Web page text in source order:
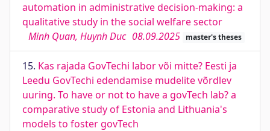
automation in administrative decision-making: a
qualitative study in the social welfare sector
Minh Quan, Huynh Duc 08.09.2025 master's theses
15. Kas rajada GovTechi labor või mitte? Eesti ja
Leedu GovTechi edendamise mudelite võrdlev
uuring. To have or not to have a govTech lab? a
comparative study of Estonia and Lithuania's
models to foster govTech